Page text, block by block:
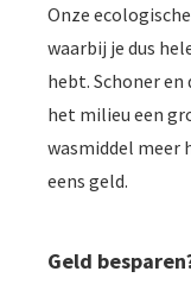
Onze
waarbij je dus
hebt. Schoner
het milieu een
wasmiddel meer
eens geld.
Geld